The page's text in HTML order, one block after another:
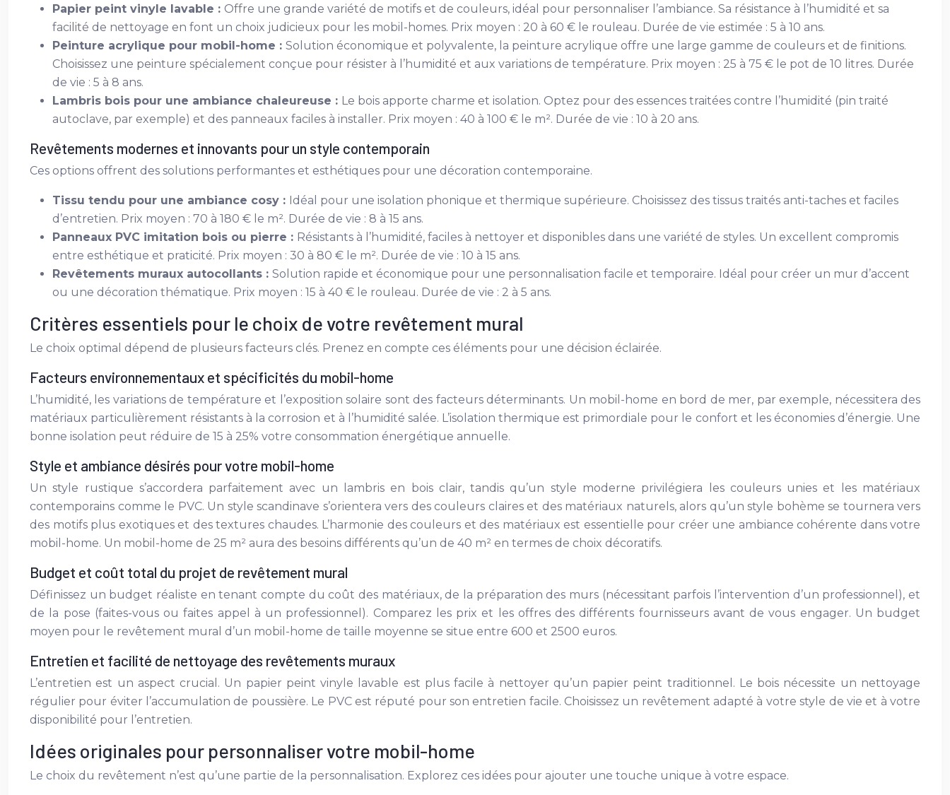
Papier peint vinyle lavable : Offre une grande variété de motifs et de couleurs, idéal pour personnaliser l’ambiance. Sa résistance à l’humidité et sa
facilité de nettoyage en font un choix judicieux pour les mobil-homes. Prix moyen : 20 à 60 € le rouleau. Durée de vie estimée : 5 à 10 ans.
Peinture acrylique pour mobil-home : Solution économique et polyvalente, la peinture acrylique offre une large gamme de couleurs et de finitions.
Choisissez une peinture spécialement conçue pour résister à l’humidité et aux variations de température. Prix moyen : 25 à 75 € le pot de 10 litres. Durée
de vie : 5 à 8 ans.
Lambris bois pour une ambiance chaleureuse : Le bois apporte charme et isolation. Optez pour des essences traitées contre l’humidité (pin traité
autoclave, par exemple) et des panneaux faciles à installer. Prix moyen : 40 à 100 € le m². Durée de vie : 10 à 20 ans.
Revêtements modernes et innovants pour un style contemporain
Ces options offrent des solutions performantes et esthétiques pour une décoration contemporaine.
Tissu tendu pour une ambiance cosy : Idéal pour une isolation phonique et thermique supérieure. Choisissez des tissus traités anti-taches et faciles
d’entretien. Prix moyen : 70 à 180 € le m². Durée de vie : 8 à 15 ans.
Panneaux PVC imitation bois ou pierre : Résistants à l’humidité, faciles à nettoyer et disponibles dans une variété de styles. Un excellent compromis
entre esthétique et praticité. Prix moyen : 30 à 80 € le m². Durée de vie : 10 à 15 ans.
Revêtements muraux autocollants : Solution rapide et économique pour une personnalisation facile et temporaire. Idéal pour créer un mur d’accent
ou une décoration thématique. Prix moyen : 15 à 40 € le rouleau. Durée de vie : 2 à 5 ans.
Critères essentiels pour le choix de votre revêtement mural
Le choix optimal dépend de plusieurs facteurs clés. Prenez en compte ces éléments pour une décision éclairée.
Facteurs environnementaux et spécificités du mobil-home
L’humidité, les variations de température et l’exposition solaire sont des facteurs déterminants. Un mobil-home en bord de mer, par exemple, nécessitera des
matériaux particulièrement résistants à la corrosion et à l’humidité salée. L’isolation thermique est primordiale pour le confort et les économies d’énergie. Une
bonne isolation peut réduire de 15 à 25% votre consommation énergétique annuelle.
Style et ambiance désirés pour votre mobil-home
Un style rustique s’accordera parfaitement avec un lambris en bois clair, tandis qu’un style moderne privilégiera les couleurs unies et les matériaux
contemporains comme le PVC. Un style scandinave s’orientera vers des couleurs claires et des matériaux naturels, alors qu’un style bohème se tournera vers
des motifs plus exotiques et des textures chaudes. L’harmonie des couleurs et des matériaux est essentielle pour créer une ambiance cohérente dans votre
mobil-home. Un mobil-home de 25 m² aura des besoins différents qu’un de 40 m² en termes de choix décoratifs.
Budget et coût total du projet de revêtement mural
Définissez un budget réaliste en tenant compte du coût des matériaux, de la préparation des murs (nécessitant parfois l’intervention d’un professionnel), et
de la pose (faites-vous ou faites appel à un professionnel). Comparez les prix et les offres des différents fournisseurs avant de vous engager. Un budget
moyen pour le revêtement mural d’un mobil-home de taille moyenne se situe entre 600 et 2500 euros.
Entretien et facilité de nettoyage des revêtements muraux
L’entretien est un aspect crucial. Un papier peint vinyle lavable est plus facile à nettoyer qu’un papier peint traditionnel. Le bois nécessite un nettoyage
régulier pour éviter l’accumulation de poussière. Le PVC est réputé pour son entretien facile. Choisissez un revêtement adapté à votre style de vie et à votre
disponibilité pour l’entretien.
Idées originales pour personnaliser votre mobil-home
Le choix du revêtement n’est qu’une partie de la personnalisation. Explorez ces idées pour ajouter une touche unique à votre espace.